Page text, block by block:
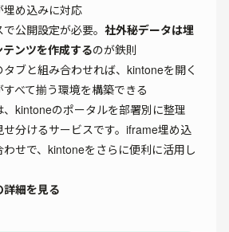
埋め込みに対応
公開設定が必要。 社外秘データは埋
ンツを作成するのが鉄則
ブと組み合わせれば、kintoneを開く
べて揃う環境を構築できる
、kintoneのポータルを部署別に整理
せ分けるサービスです。iframe埋め込
せで、kintoneをさらに便利に活用し
細を見る